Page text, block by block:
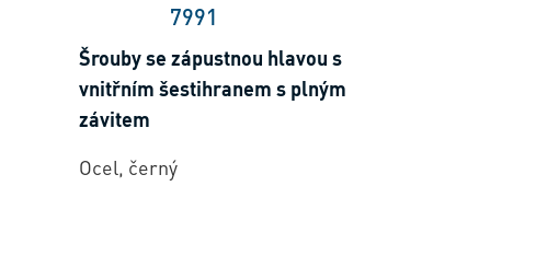
7991
Šrouby se zápustnou hlavou s
vnitřním šestihranem s plným
závitem
Ocel, černý